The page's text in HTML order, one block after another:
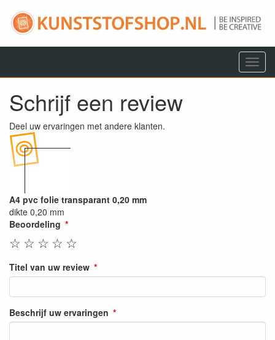
Menu
Schrijf een review
Deel uw ervaringen met andere klanten.
A4 pvc folie transparant 0,20 mm
dikte 0,20 mm
Beoordeling
☆
☆
☆
☆
☆
Titel van uw review
Beschrijf uw ervaringen